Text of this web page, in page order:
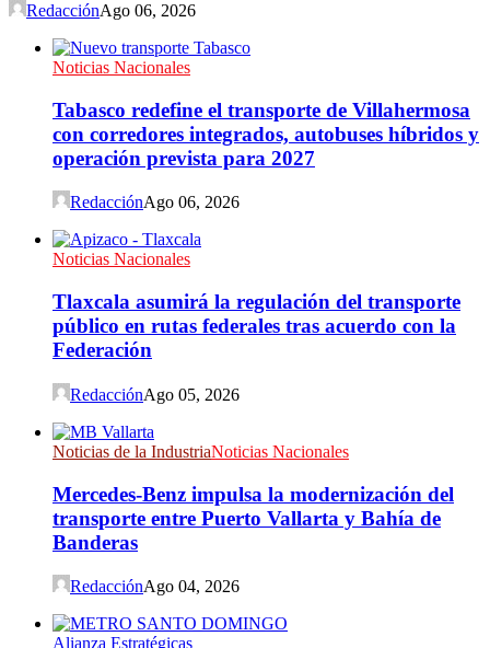
RedacciónAgo 06, 2026
Noticias Nacionales
Tabasco redefine el transporte de Villahermosa
con corredores integrados, autobuses híbridos y
operación prevista para 2027
RedacciónAgo 06, 2026
Noticias Nacionales
Tlaxcala asumirá la regulación del transporte
público en rutas federales tras acuerdo con la
Federación
RedacciónAgo 05, 2026
Noticias de la IndustriaNoticias Nacionales
Mercedes-Benz impulsa la modernización del
transporte entre Puerto Vallarta y Bahía de
Banderas
RedacciónAgo 04, 2026
Alianza Estratégicas